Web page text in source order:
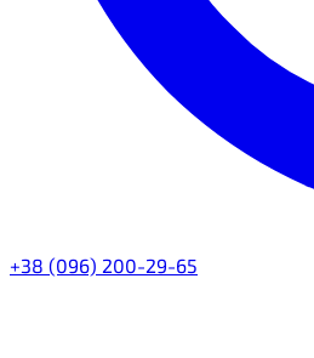
+38 (096) 200-29-65